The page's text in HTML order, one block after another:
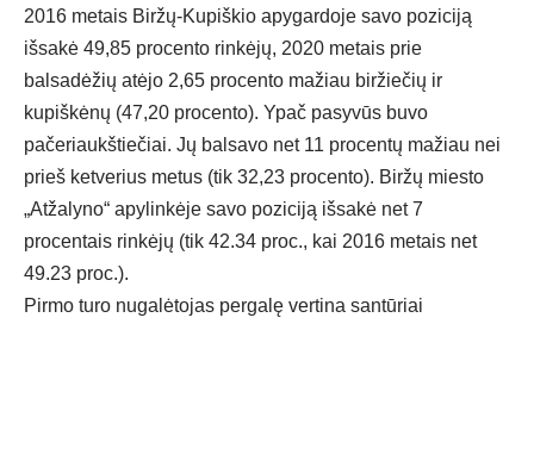
2016 metais Biržų-Kupiškio apygardoje savo poziciją
išsakė 49,85 procento rinkėjų, 2020 metais prie
balsadėžių atėjo 2,65 procento mažiau biržiečių ir
kupiškėnų (47,20 procento). Ypač pasyvūs buvo
pačeriaukštiečiai. Jų balsavo net 11 procentų mažiau nei
prieš ketverius metus (tik 32,23 procento). Biržų miesto
„Atžalyno“ apylinkėje savo poziciją išsakė net 7
procentais rinkėjų (tik 42.34 proc., kai 2016 metais net
49.23 proc.).
Pirmo turo nugalėtojas pergalę vertina santūriai